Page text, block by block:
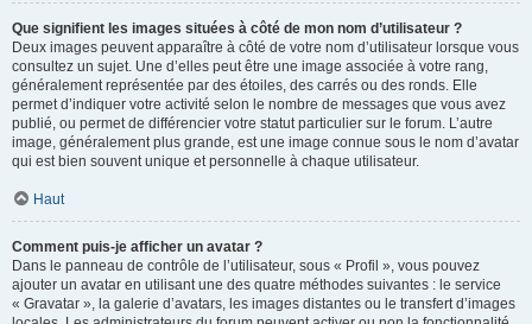
Que signifient les images situées à côté de mon nom d’utilisateur ?
Deux images peuvent apparaître à côté de votre nom d’utilisateur lorsque vous
consultez un sujet. Une d’elles peut être une image associée à votre rang,
généralement représentée par des étoiles, des carrés ou des ronds. Elle
permet d’indiquer votre activité selon le nombre de messages que vous avez
publié, ou permet de différencier votre statut particulier sur le forum. L’autre
image, généralement plus grande, est une image connue sous le nom d’avatar
qui est bien souvent unique et personnelle à chaque utilisateur.
Haut
Comment puis-je afficher un avatar ?
Dans le panneau de contrôle de l’utilisateur, sous « Profil », vous pouvez
ajouter un avatar en utilisant une des quatre méthodes suivantes : le service
« Gravatar », la galerie d’avatars, les images distantes ou le transfert d’images